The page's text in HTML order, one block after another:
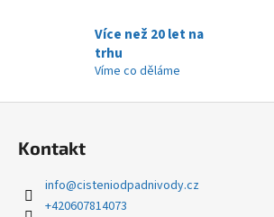
s
Více než 20 let na
trhu
Víme co děláme
Kontakt
info@cisteniodpadnivody.cz
+420607814073